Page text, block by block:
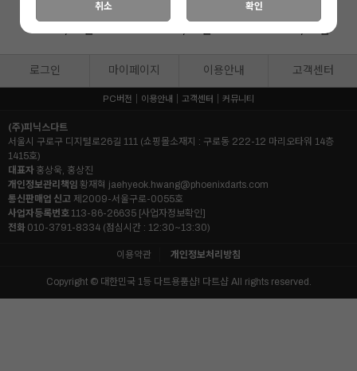
22 22 9,000 22 원
원
로그인 마이페이지 이용안내 고객센터
PC버전 이용안내 고객센터 커뮤니티
(주)피닉스다트
서울시 구로구 디지털로26길 111 (쇼핑몰소재지 : 구로동 222-12 마리오타워 14층
1415호)
대표자 홍상욱, 홍상진
개인정보관리책임 황재혁 jaehyeok.hwang@phoenixdarts.com
통신판매업 신고 제2009-서울구로-0055호
사업자등록번호 113-86-26635 [사업자정보확인]
전화 010-3791-8334 (점심시간 : 12:30~13:30)
이용약관 개인정보처리방침
Copyright © 대한민국 1등 다트용품샵! 다트샵 All rights reserved.
취소 확인